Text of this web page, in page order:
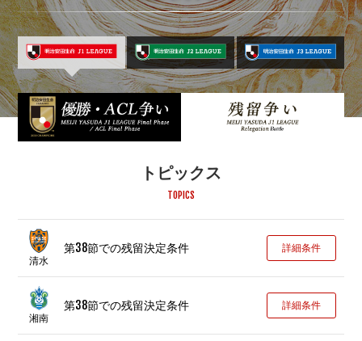
トピックス
TOPICS
清水
第38節での残留決定条件 詳細条件
湘南
第38節での残留決定条件 詳細条件